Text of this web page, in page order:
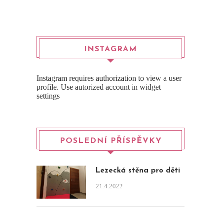
INSTAGRAM
Instagram requires authorization to view a user
profile. Use autorized account in widget
settings
POSLEDNÍ PŘÍSPĚVKY
Lezecká stěna pro děti
21.4.2022